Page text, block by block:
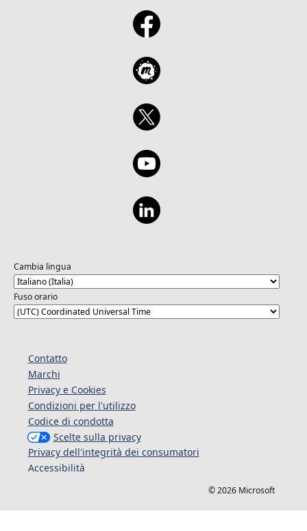
Cambia lingua
Fuso orario
Contatto
Marchi
Privacy e Cookies
Condizioni per l'utilizzo
Codice di condotta
Scelte sulla privacy
Privacy dell'integrità dei consumatori
Accessibilità
© 2026 Microsoft